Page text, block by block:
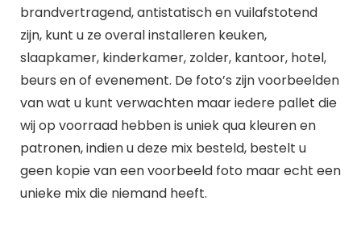
brandvertragend, antistatisch en vuilafstotend
zijn, kunt u ze overal installeren keuken,
slaapkamer, kinderkamer, zolder, kantoor, hotel,
beurs en of evenement. De foto’s zijn voorbeelden
van wat u kunt verwachten maar iedere pallet die
wij op voorraad hebben is uniek qua kleuren en
patronen, indien u deze mix besteld, bestelt u
geen kopie van een voorbeeld foto maar echt een
unieke mix die niemand heeft.